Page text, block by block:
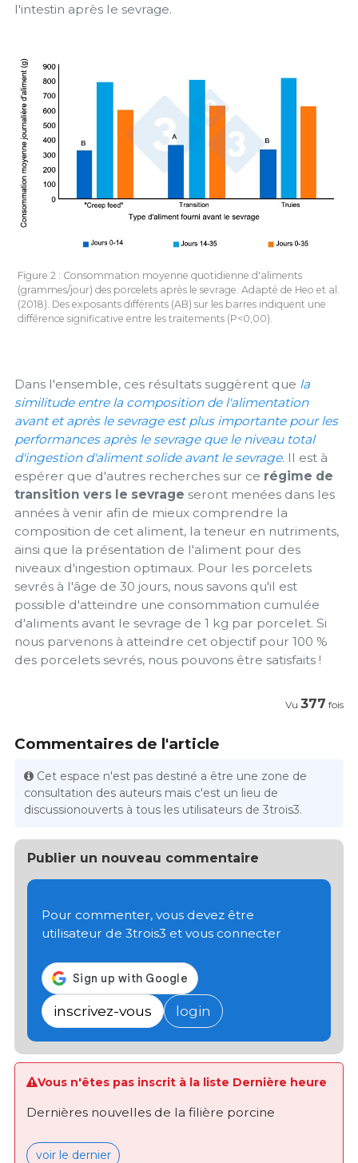
l'intestin après le sevrage.
Figure 2 : Consommation moyenne quotidienne d'aliments
(grammes/jour) des porcelets après le sevrage. Adapté de Heo et al.
(2018). Des exposants différents (AB) sur les barres indiquent une
différence significative entre les traitements (P<0,00).
Dans l'ensemble, ces résultats suggèrent que la
similitude entre la composition de l'alimentation
avant et après le sevrage est plus importante pour les
performances après le sevrage que le niveau total
d'ingestion d'aliment solide avant le sevrage. Il est à
espérer que d'autres recherches sur ce régime de
transition vers le sevrage seront menées dans les
années à venir afin de mieux comprendre la
composition de cet aliment, la teneur en nutriments,
ainsi que la présentation de l'aliment pour des
niveaux d'ingestion optimaux. Pour les porcelets
sevrés à l'âge de 30 jours, nous savons qu'il est
possible d'atteindre une consommation cumulée
d'aliments avant le sevrage de 1 kg par porcelet. Si
nous parvenons à atteindre cet objectif pour 100 %
des porcelets sevrés, nous pouvons être satisfaits !
Vu 377 fois
Commentaires de l'article
Cet espace n'est pas destiné a être une zone de
consultation des auteurs mais c'est un lieu de
discussionouverts à tous les utilisateurs de 3trois3.
Publier un nouveau commentaire
Pour commenter, vous devez être
utilisateur de 3trois3 et vous connecter
inscrivez-vous login
Vous n'êtes pas inscrit à la liste Dernière heure
Dernières nouvelles de la filière porcine
voir le dernier